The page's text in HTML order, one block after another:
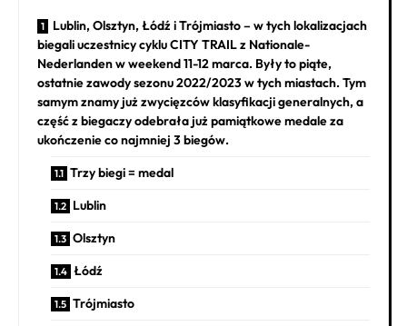
Lublin, Olsztyn, Łódź i Trójmiasto – w tych lokalizacjach
biegali uczestnicy cyklu CITY TRAIL z Nationale-
Nederlanden w weekend 11-12 marca. Były to piąte,
ostatnie zawody sezonu 2022/2023 w tych miastach. Tym
samym znamy już zwycięzców klasyfikacji generalnych, a
część z biegaczy odebrała już pamiątkowe medale za
ukończenie co najmniej 3 biegów.
Trzy biegi = medal
Lublin
Olsztyn
Łódź
Trójmiasto